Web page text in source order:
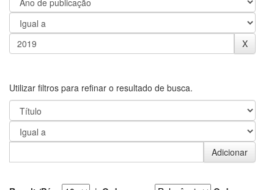
Utilizar filtros para refinar o resultado de busca.